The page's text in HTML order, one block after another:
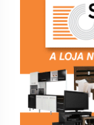
Bom
Boquira
Brasil